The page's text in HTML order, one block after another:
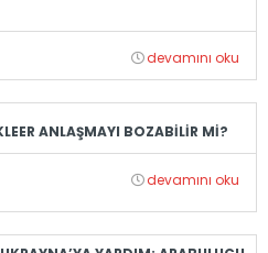
devamını oku
ANLAŞMAYI BOZABİLİR Mİ?
devamını oku